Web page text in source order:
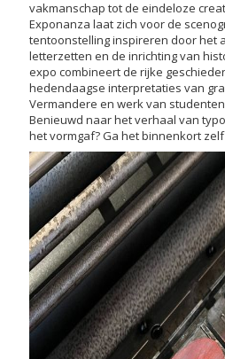
vakmanschap tot de eindeloze
Exponanza laat zich voor de
tentoonstelling inspireren door het
letterzetten en de inrichting van
expo combineert de rijke
hedendaagse interpretaties van
Vermandere en werk van
Benieuwd naar het verhaal van
het vormgaf? Ga het binnenkort